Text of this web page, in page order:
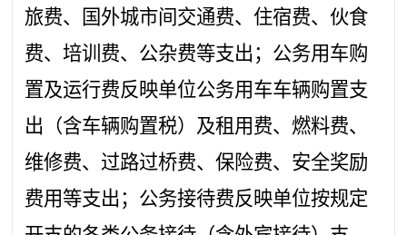
旅费、国外城市间交通费、住宿费、伙食
费、培训费、公杂费等支出；公务用车购
置及运行费反映单位公务用车车辆购置支
出（含车辆购置税）及租用费、燃料费、
维修费、过路过桥费、保险费、安全奖励
费用等支出；公务接待费反映单位按规定